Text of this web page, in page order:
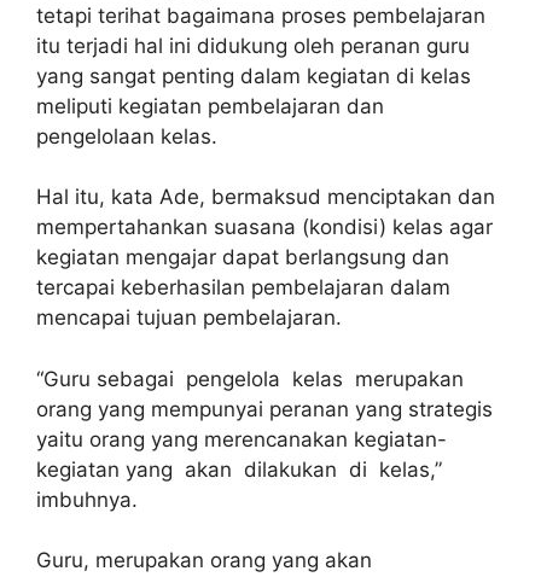
tetapi terihat bagaimana proses pembelajaran
itu terjadi hal ini didukung oleh peranan guru
yang sangat penting dalam kegiatan di kelas
meliputi kegiatan pembelajaran dan
pengelolaan kelas.
Hal itu, kata Ade, bermaksud menciptakan dan
mempertahankan suasana (kondisi) kelas agar
kegiatan mengajar dapat berlangsung dan
tercapai keberhasilan pembelajaran dalam
mencapai tujuan pembelajaran.
“Guru sebagai pengelola kelas merupakan
orang yang mempunyai peranan yang strategis
yaitu orang yang merencanakan kegiatan-
kegiatan yang akan dilakukan di kelas,”
imbuhnya.
Guru, merupakan orang yang akan